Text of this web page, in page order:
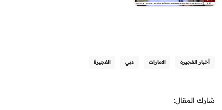
أخبار الفجيرة الامارات دبي الفجيرة
شارك المقال: